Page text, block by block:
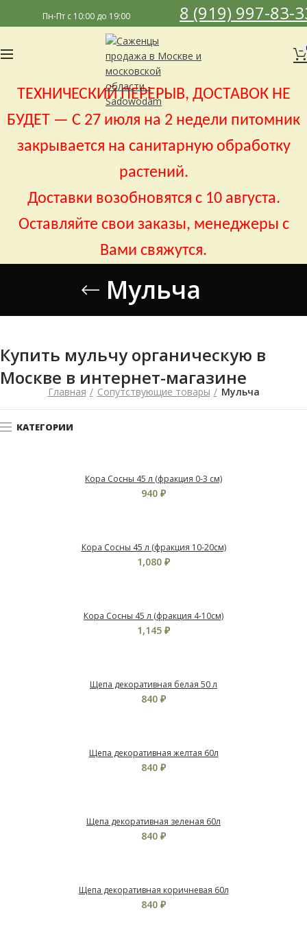
Пн-Пт с 10:00 до 19:00 8 (919) 997-83-
ТЕХНИЧЕСКИЙ ПЕРЕРЫВ, ДОСТАВОК НЕ
БУДЕТ — С 27 июля на 2 недели питомник
закрывается на санитарную обработку
растений.
Доставки возобновятся с 10 августа.
Оставляйте свои заказы, менеджеры с
Вами свяжутся.
Мульча
Купить мульчу органическую в
Москве в интернет-магазине
Главная Сопутствующие товары Мульча
КАТЕГОРИИ
Кора Сосны 45 л (фракция 0-3 см)
940 ₽
Кора Сосны 45 л (фракция 10-20см)
1,080 ₽
Кора Сосны 45 л (фракция 4-10см)
1,145 ₽
Щепа декоративная белая 50 л
840 ₽
Щепа декоративная желтая 60л
840 ₽
Щепа декоративная зеленая 60л
840 ₽
Щепа декоративная коричневая 60л
840 ₽